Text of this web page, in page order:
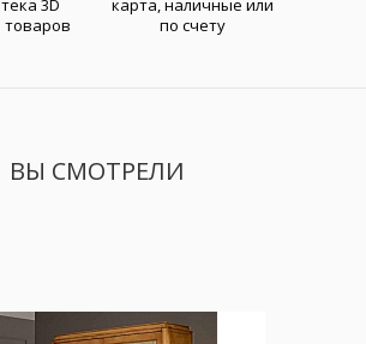
3D
карта, наличные или
по счету
ВЫ СМОТРЕЛИ